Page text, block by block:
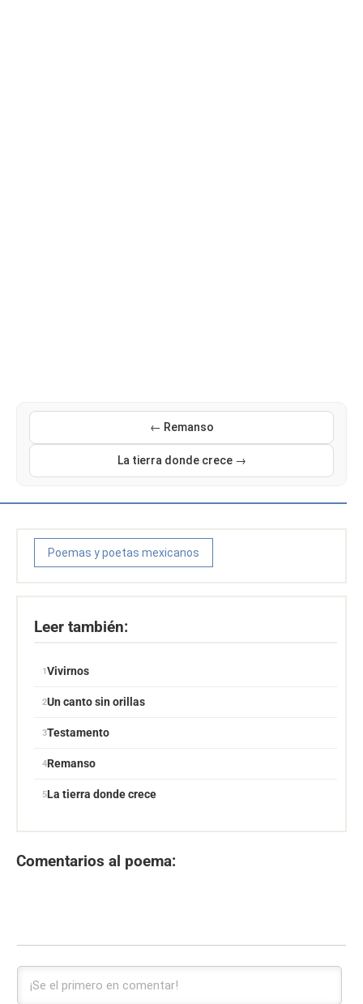
← Remanso
La tierra donde crece →
Poemas y poetas mexicanos
Leer también:
Vivirnos
Un canto sin orillas
Testamento
Remanso
La tierra donde crece
Comentarios al poema: